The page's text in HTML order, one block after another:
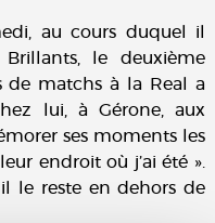
au cours duquel il
Brillants, le deuxième
de matchs à la Real a
lui, à Gérone, aux
ses moments les
endroit où j’ai été ».
le reste en dehors de